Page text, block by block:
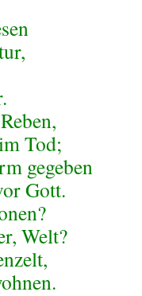
Tod;
gegeben
Gott.
Welt?